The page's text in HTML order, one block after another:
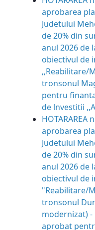
aprobarea
Judetului
de 20% din
anul 2026 de
obiectivul de
,,Reabilitare/
tronsonul
pentru
de lnvestitii
HOTARAREA
aprobarea
Judetului
de 20% din
anul 2026 de
obiectivul de
"Reabilitare/
tronsonul
modernizat) -
aprobat